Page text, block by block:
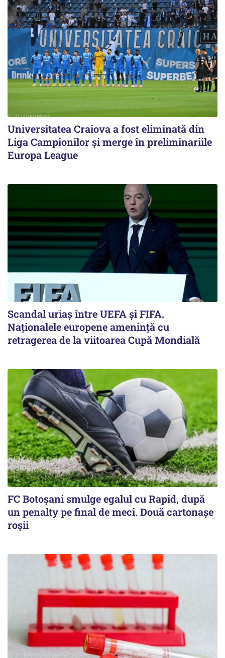
Universitatea Craiova a fost eliminată din
Liga Campionilor şi merge în preliminariile
Europa League
Scandal uriaş între UEFA şi FIFA.
Naţionalele europene ameninţă cu
retragerea de la viitoarea Cupă Mondială
FC Botoşani smulge egalul cu Rapid, după
un penalty pe final de meci. Două cartonaşe
roşii